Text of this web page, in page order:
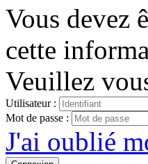
Vous devez
cette
Veuillez
Utilisateur :
Mot de passe :
J'ai oublié